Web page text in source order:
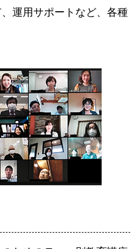
運用サポートなど、各種